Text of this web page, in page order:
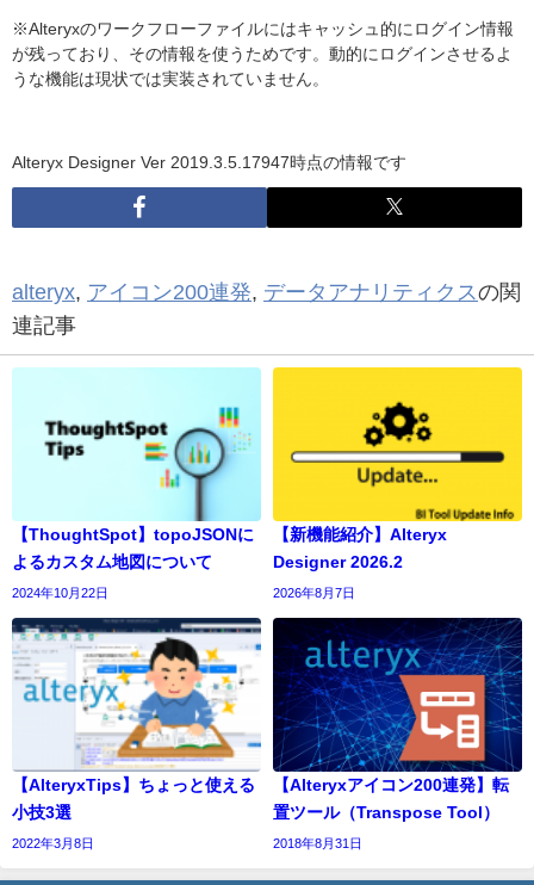
※Alteryxのワークフローファイルにはキャッシュ的にログイン情報
が残っており、その情報を使うためです。動的にログインさせるよ
うな機能は現状では実装されていません。
Alteryx Designer Ver 2019.3.5.17947時点の情報です
alteryx, アイコン200連発, データアナリティクスの関
連記事
【ThoughtSpot】topoJSONに
よるカスタム地図について
2024年10月22日
【新機能紹介】Alteryx
Designer 2026.2
2026年8月7日
【AlteryxTips】ちょっと使える
小技3選
2022年3月8日
【Alteryxアイコン200連発】転
置ツール（Transpose Tool）
2018年8月31日